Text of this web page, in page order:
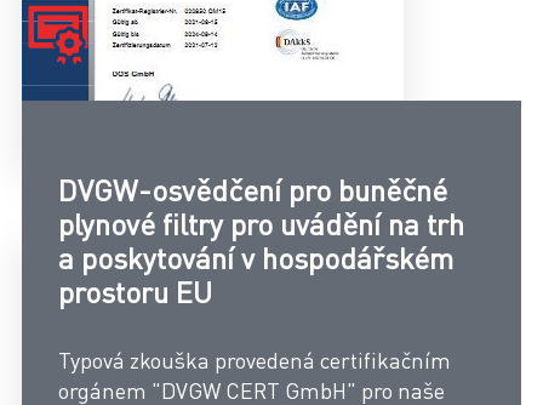
DVGW-osvědčení pro buněčné
plynové filtry pro uvádění na trh
a poskytování v hospodářském
prostoru EU
Typová zkouška provedená certifikačním
orgánem "DVGW CERT GmbH" pro naše